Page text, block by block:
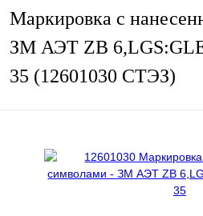
Маркировка с
ЗМ АЭТ ZB
35 (12601030 СТЭЗ)